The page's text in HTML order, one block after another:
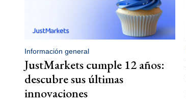
Información general
JustMarkets cumple 12 años:
descubre sus últimas
innovaciones